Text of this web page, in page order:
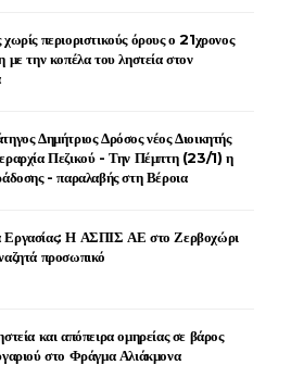
περιοριστικούς όρους ο 21χρονος
με την κοπέλα του ληστεία στον
Δημήτριος Δρόσος νέος Διοικητής
Πεζικού - Την Πέμπτη (23/1) η
- παραλαβής στη Βέροια
Η ΑΣΠΙΣ ΑΕ στο Ζερβοχώρι
προσωπικό
και απόπειρα ομηρείας σε βάρος
στο Φράγμα Αλιάκμονα